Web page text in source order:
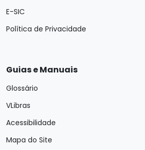
E-SIC
Política de Privacidade
Guias e Manuais
Glossário
VLibras
Acessibilidade
Mapa do Site